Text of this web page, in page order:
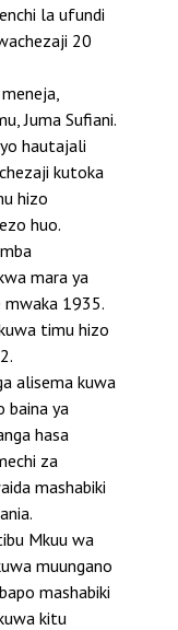
la ufundi
20
Juma Sufiani.
hautajali
kutoka
hizo
huo.
mara ya
1935.
timu hizo
alisema kuwa
ya
hasa
za
mashabiki
Mkuu wa
muungano
mashabiki
kitu